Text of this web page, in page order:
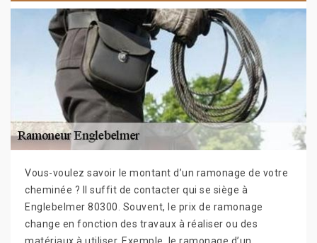
Vous-voulez savoir le montant d’un ramonage de votre
cheminée ? Il suffit de contacter qui se siège à
Englebelmer 80300. Souvent, le prix de ramonage
change en fonction des travaux à réaliser ou des